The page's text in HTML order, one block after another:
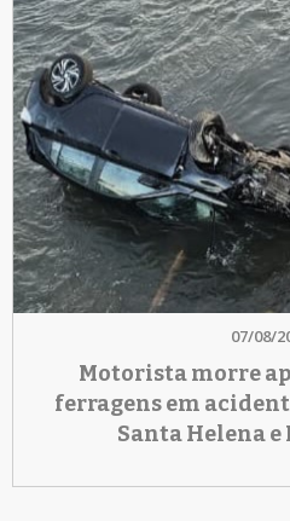
07/08/
Motorista morre
ferragens em
Santa Helena